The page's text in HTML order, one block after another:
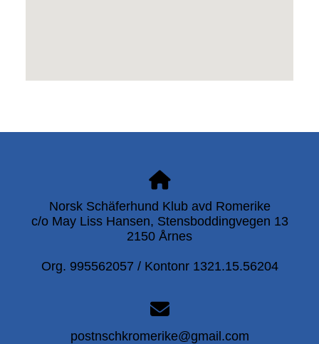
Norsk Schäferhund Klub avd Romerike
c/o May Liss Hansen, Stensboddingvegen 13
2150 Årnes
Org. 995562057 / Kontonr 1321.15.56204
postnschkromerike@gmail.com